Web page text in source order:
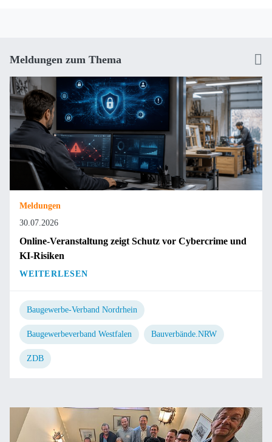
Meldungen zum Thema
Meldungen
30.07.2026
Online-Veranstaltung zeigt Schutz vor Cybercrime und
KI-Risiken
WEITERLESEN
Baugewerbe-Verband Nordrhein
Baugewerbeverband Westfalen Bauverbände.NRW
ZDB